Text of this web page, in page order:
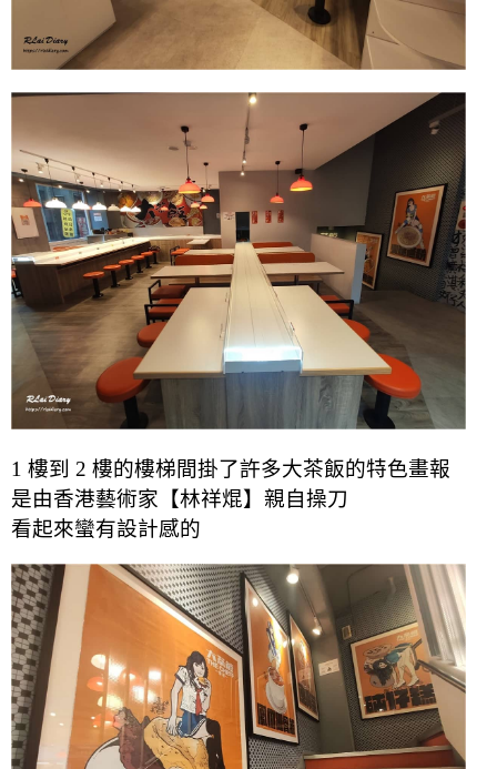
1 樓到 2 樓的樓梯間掛了許多大茶飯的特色畫報
是由香港藝術家【林祥焜】親自操刀
看起來蠻有設計感的